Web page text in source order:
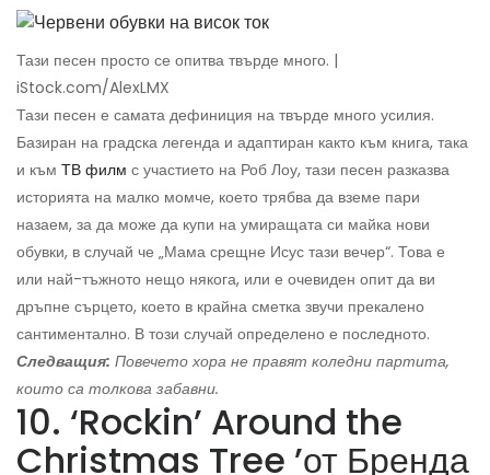
Тази песен просто се опитва твърде много. |
iStock.com/AlexLMX
Тази песен е самата дефиниция на твърде много усилия.
Базиран на градска легенда и адаптиран както към книга, така
и към ТВ филм с участието на Роб Лоу, тази песен разказва
историята на малко момче, което трябва да вземе пари
назаем, за да може да купи на умиращата си майка нови
обувки, в случай че „Мама срещне Исус тази вечер“. Това е
или най-тъжното нещо някога, или е очевиден опит да ви
дръпне сърцето, което в крайна сметка звучи прекалено
сантиментално. В този случай определено е последното.
Следващия: Повечето хора не правят коледни партита,
които са толкова забавни.
10. ‘Rockin’ Around the
Christmas Tree ’от Бренда